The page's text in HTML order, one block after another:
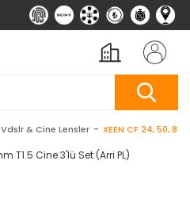
Vdslr & Cine Lensler XEEN CF 24, 50,